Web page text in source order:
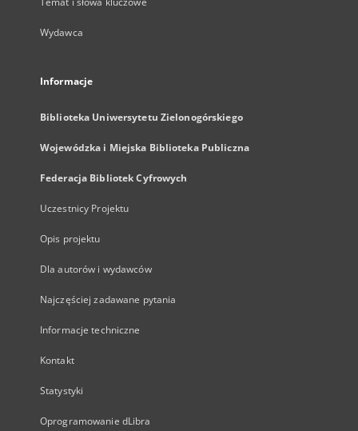
Wydawca
Informacje
Biblioteka Uniwersytetu Zielonogórskiego
Wojewódzka i Miejska Biblioteka Publiczna
Federacja Bibliotek Cyfrowych
Uczestnicy Projektu
Opis projektu
Dla autorów i wydawców
Najczęściej zadawane pytania
Informacje techniczne
Kontakt
Statystyki
Oprogramowanie dLibra